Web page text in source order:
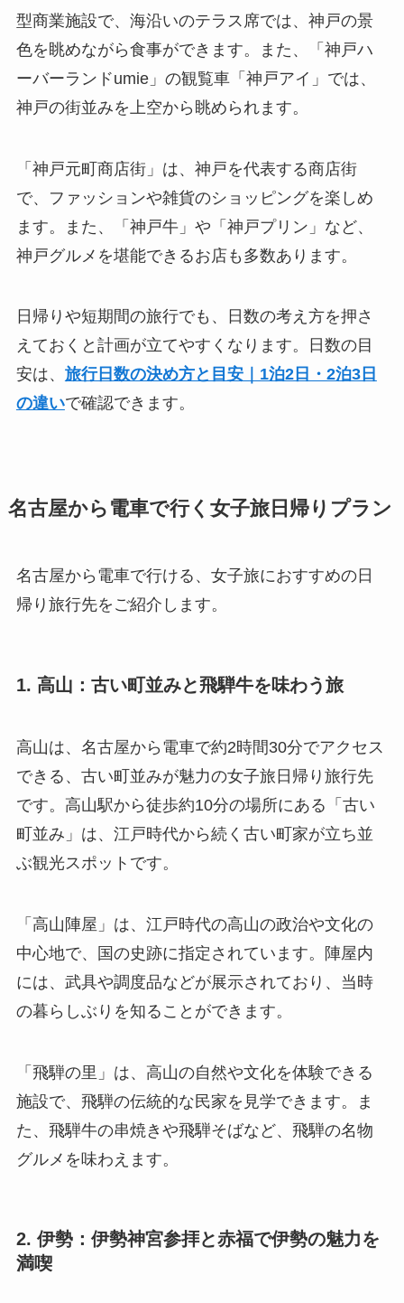
型商業施設で、海沿いのテラス席では、神戸の景
色を眺めながら食事ができます。また、「神戸ハ
ーバーランドumie」の観覧車「神戸アイ」では、
神戸の街並みを上空から眺められます。
「神戸元町商店街」は、神戸を代表する商店街
で、ファッションや雑貨のショッピングを楽しめ
ます。また、「神戸牛」や「神戸プリン」など、
神戸グルメを堪能できるお店も多数あります。
日帰りや短期間の旅行でも、日数の考え方を押さ
えておくと計画が立てやすくなります。日数の目
安は、 旅行日数の決め方と目安｜1泊2日・2泊3日
の違いで確認できます。
名古屋から電車で行く女子旅日帰りプラン
名古屋から電車で行ける、女子旅におすすめの日
帰り旅行先をご紹介します。
1. 高山：古い町並みと飛騨牛を味わう旅
高山は、名古屋から電車で約2時間30分でアクセス
できる、古い町並みが魅力の女子旅日帰り旅行先
です。高山駅から徒歩約10分の場所にある「古い
町並み」は、江戸時代から続く古い町家が立ち並
ぶ観光スポットです。
「高山陣屋」は、江戸時代の高山の政治や文化の
中心地で、国の史跡に指定されています。陣屋内
には、武具や調度品などが展示されており、当時
の暮らしぶりを知ることができます。
「飛騨の里」は、高山の自然や文化を体験できる
施設で、飛騨の伝統的な民家を見学できます。ま
た、飛騨牛の串焼きや飛騨そばなど、飛騨の名物
グルメを味わえます。
2. 伊勢：伊勢神宮参拝と赤福で伊勢の魅力を
満喫